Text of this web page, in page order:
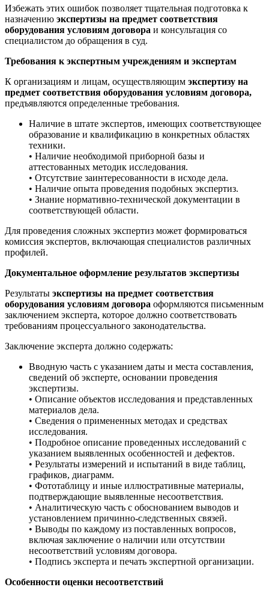
Избежать этих ошибок позволяет тщательная подготовка к
назначению экспертизы на предмет соответствия
оборудования условиям договора и консультация со
специалистом до обращения в суд.
Требования к экспертным учреждениям и экспертам
К организациям и лицам, осуществляющим экспертизу на
предмет соответствия оборудования условиям договора,
предъявляются определенные требования.
Наличие в штате экспертов, имеющих соответствующее
образование и квалификацию в конкретных областях
техники.
• Наличие необходимой приборной базы и
аттестованных методик исследования.
• Отсутствие заинтересованности в исходе дела.
• Наличие опыта проведения подобных экспертиз.
• Знание нормативно-технической документации в
соответствующей области.
Для проведения сложных экспертиз может формироваться
комиссия экспертов, включающая специалистов различных
профилей.
Документальное оформление результатов экспертизы
Результаты экспертизы на предмет соответствия
оборудования условиям договора оформляются письменным
заключением эксперта, которое должно соответствовать
требованиям процессуального законодательства.
Заключение эксперта должно содержать:
Вводную часть с указанием даты и места составления,
сведений об эксперте, основании проведения
экспертизы.
• Описание объектов исследования и представленных
материалов дела.
• Сведения о примененных методах и средствах
исследования.
• Подробное описание проведенных исследований с
указанием выявленных особенностей и дефектов.
• Результаты измерений и испытаний в виде таблиц,
графиков, диаграмм.
• Фототаблицу и иные иллюстративные материалы,
подтверждающие выявленные несоответствия.
• Аналитическую часть с обоснованием выводов и
установлением причинно-следственных связей.
• Выводы по каждому из поставленных вопросов,
включая заключение о наличии или отсутствии
несоответствий условиям договора.
• Подпись эксперта и печать экспертной организации.
Особенности оценки несоответствий